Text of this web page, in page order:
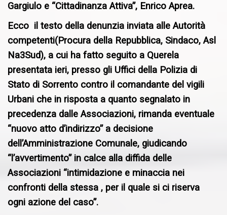
Gargiulo e “Cittadinanza Attiva”, Enrico Aprea.
Ecco il testo della denunzia inviata alle Autorità
competenti(Procura della Repubblica, Sindaco, Asl
Na3Sud), a cui ha fatto seguito a Querela
presentata ieri, presso gli Uffici della Polizia di
Stato di Sorrento contro il comandante del vigili
Urbani che in risposta a quanto segnalato in
precedenza dalle Associazioni, rimanda eventuale
“nuovo atto d’indirizzo” a decisione
dell’Amministrazione Comunale, giudicando
“l’avvertimento” in calce alla diffida delle
Associazioni “intimidazione e minaccia nei
confronti della stessa , per il quale si ci riserva
ogni azione del caso”.